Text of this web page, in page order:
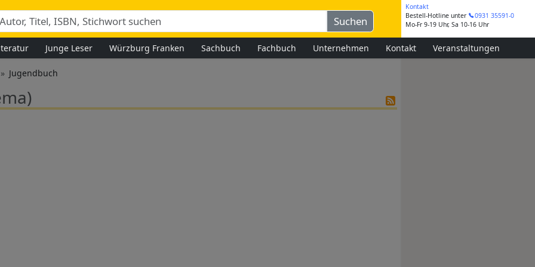
Kontakt
Bestell-Hotline unter
0931 35591-0
Mo-Fr 9-19 Uhr, Sa 10-16 Uhr
Junge Leser Würzburg Franken Sachbuch Fachbuch Unternehmen Kontakt Veranstaltungen
Jugendbuch